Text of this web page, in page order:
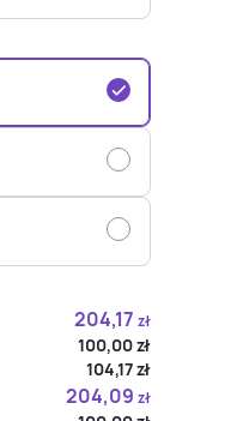
204,17 zł
100,00zł
104,17zł
204,09 zł